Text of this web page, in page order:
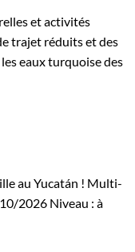
et activités
trajet réduits et des
eaux turquoise des
au Yucatán ! Multi-
2026 Niveau : à